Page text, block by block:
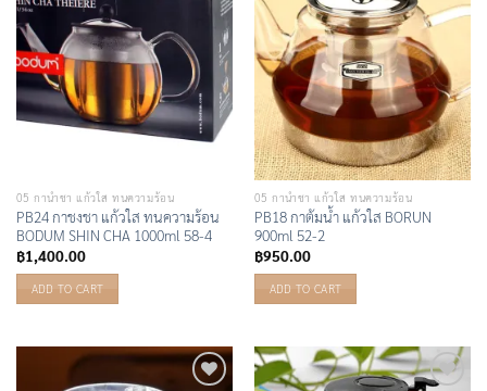
05 กาน้ำชา แก้วใส ทนความร้อน
PB24 กาชงชา แก้วใส ทนความร้อน
BODUM SHIN CHA 1000ml 58-4
฿1,400.00
ADD TO CART
05 กาน้ำชา แก้วใส ทนความร้อน
PB18 กาต้มน้ำ แก้วใส BORUN
900ml 52-2
฿950.00
ADD TO CART